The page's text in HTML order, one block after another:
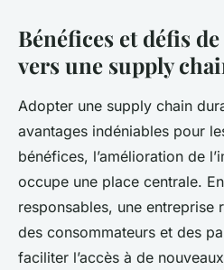
Bénéfices et défis
vers une supply
Adopter une supply chain
avantages indéniables pour
bénéfices, l’amélioration de
occupe une place centrale.
responsables, une entreprise
des consommateurs et des
faciliter l’accès à de